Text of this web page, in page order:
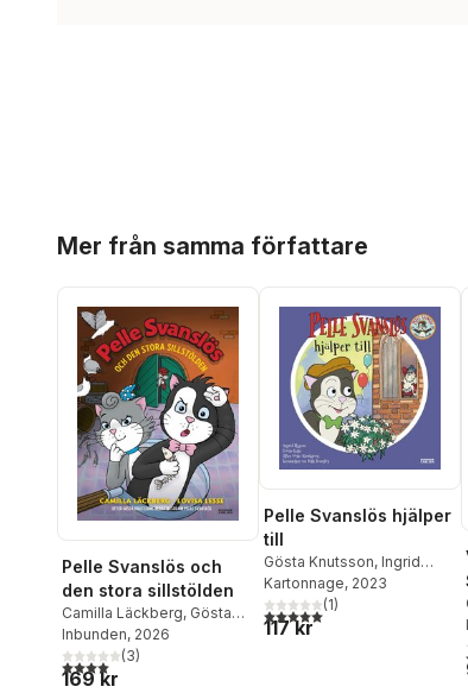
Mer från samma författare
Pelle Svanslös och
den stora sillstölden
Camilla Läckberg, Gösta
Knutsson
Inbunden, 2026
4,0utav 5 stjärnor. Totalt antal röster:
(3)
169 kr
Pelle Svanslös hjälper
till
Gösta Knutsson, Ingrid
Flygare
Kartonnage, 2023
5,0utav 5 stjärnor. Totalt
(1)
117 kr